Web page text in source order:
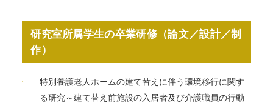
研究室所属学生の卒業研修（論文／設計／制
作）
特別養護老人ホームの建て替えに伴う環境移行に関す
る研究～建て替え前施設の入居者及び介護職員の行動